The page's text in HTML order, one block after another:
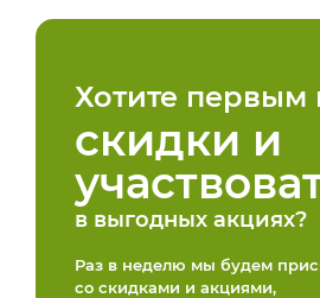
Хотите первым
скидки и
в выгодных акциях?
Раз в неделю мы будем
со скидками и акциями,